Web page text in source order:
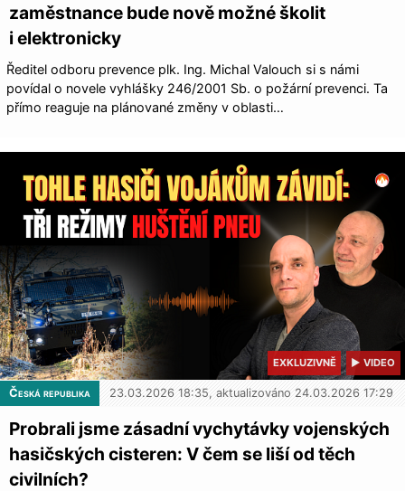
zaměstnance bude nově možné školit
i elektronicky
Ředitel odboru prevence plk. Ing. Michal Valouch si s námi
povídal o novele vyhlášky 246/2001 Sb. o požární prevenci. Ta
přímo reaguje na plánované změny v oblasti…
▶ VIDEO
EXKLUZIVNĚ
Česká republika 23.03.2026 18:35, aktualizováno 24.03.2026 17:29
Probrali jsme zásadní vychytávky vojenských
hasičských cisteren: V čem se liší od těch
civilních?